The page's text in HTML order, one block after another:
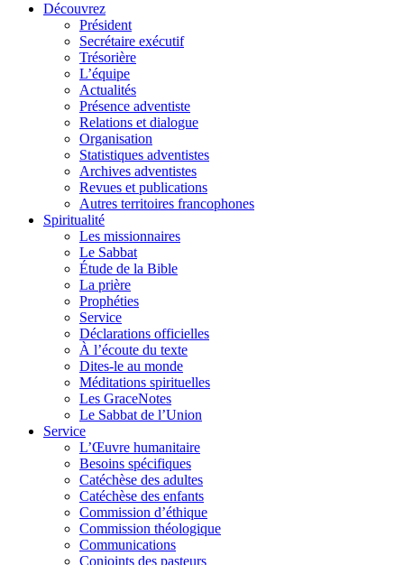
Découvrez
Président
Secrétaire exécutif
Trésorière
L’équipe
Actualités
Présence adventiste
Relations et dialogue
Organisation
Statistiques adventistes
Archives adventistes
Revues et publications
Autres territoires francophones
Spiritualité
Les missionnaires
Le Sabbat
Étude de la Bible
La prière
Prophéties
Service
Déclarations officielles
À l’écoute du texte
Dites-le au monde
Méditations spirituelles
Les GraceNotes
Le Sabbat de l’Union
Service
L’Œuvre humanitaire
Besoins spécifiques
Catéchèse des adultes
Catéchèse des enfants
Commission d’éthique
Commission théologique
Communications
Conjoints des pasteurs